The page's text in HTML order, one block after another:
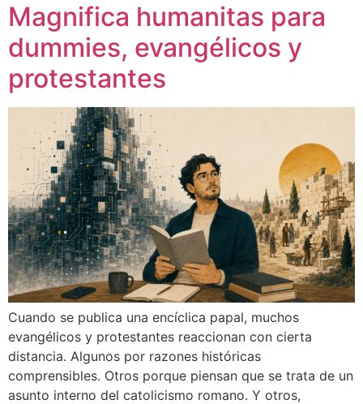
Magnifica humanitas para
dummies, evangélicos y
protestantes
Cuando se publica una encíclica papal, muchos
evangélicos y protestantes reaccionan con cierta
distancia. Algunos por razones históricas
comprensibles. Otros porque piensan que se trata de un
asunto interno del catolicismo romano. Y otros,